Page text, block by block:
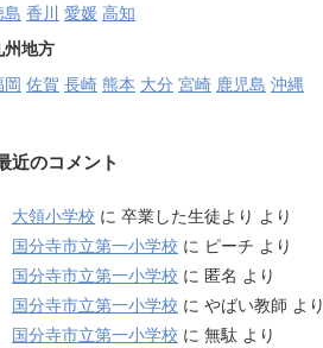
島 香川 愛媛 高知
州地方
岡 佐賀 長崎 熊本 大分 宮崎 鹿児島 沖縄
近のコメント
大領小学校 に 卒業した生徒より より
国分寺市立第一小学校 に ピーチ より
国分寺市立第一小学校 に 匿名 より
国分寺市立第一小学校 に やばい教師 より
国分寺市立第一小学校 に 無駄 より